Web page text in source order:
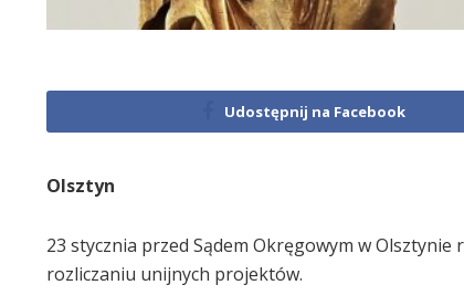
Udostępnij na Facebook
Olsztyn
23 stycznia przed Sądem Okręgowym w
rozliczaniu unijnych projektów.